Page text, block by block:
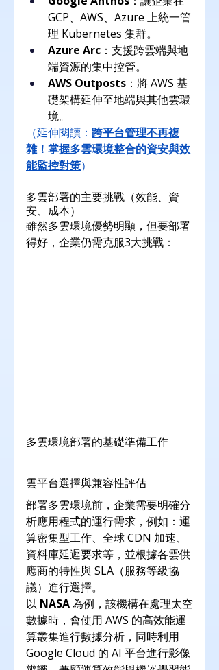
GCP、AWS、Azure 上統一管
理 Kubernetes 集群。
Azure Arc ：支援跨雲端與地
端資源的集中控管。
AWS Outposts ：將 AWS 基
礎架構延伸至地端與其他雲環
境。
（延伸閱讀： 跨平台管理不再複
雜！掌握多雲環境整合的資安與效
能監控對策）
多雲部署的主要挑戰（效能、資
安、成本）
雖然多雲環境優勢明顯，但要部署
得好，企業仍需克服3大挑戰：
多雲環境部署的基礎準備工作
雲平台選擇與兼容性評估
部署多雲環境前，企業需要明確分
析應用程式的運行需求，例如：運
算密集型工作、全球 CDN 加速、
資料庫延遲要求等，並根據各雲供
應商的特性與 SLA（服務等級協
議）進行選擇。
以 NASA 為例，該機構在處理太空
數據時，會使用 AWS 的高效能運
算叢集進行數據分析，同時利用
Google Cloud 的 AI 平台進行影像